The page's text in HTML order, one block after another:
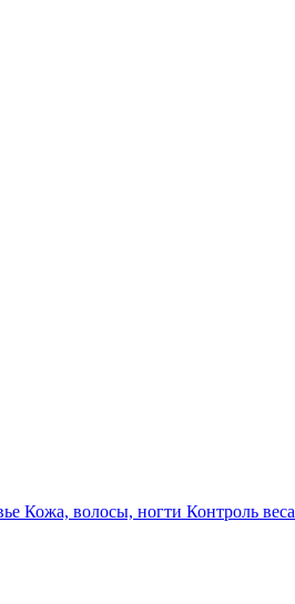
Кожа, волосы, ногти Контроль веса